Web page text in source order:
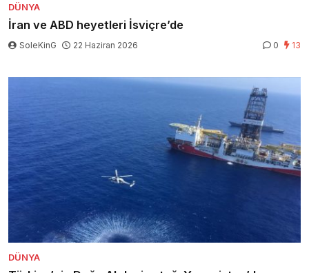
DÜNYA
İran ve ABD heyetleri İsviçre’de
SoleKinG 22 Haziran 2026 0 13
DÜNYA